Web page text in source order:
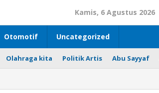
Kamis, 6 Agustus 2026
Otomotif Uncategorized
Olahraga kita Politik Artis Abu Sayyaf